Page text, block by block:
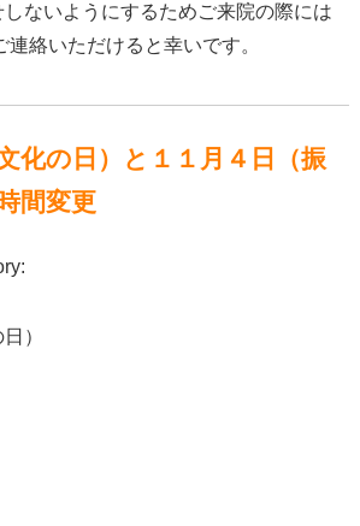
ないようにするためご来院の際には
絡いただけると幸いです。
化の日）と１１月４日（振
間変更
）